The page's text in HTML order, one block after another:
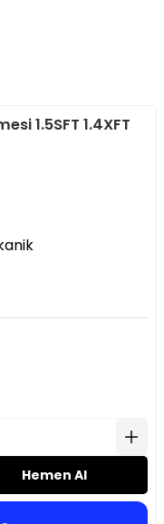
1.5SFT 1.4XFT
Hemen Al